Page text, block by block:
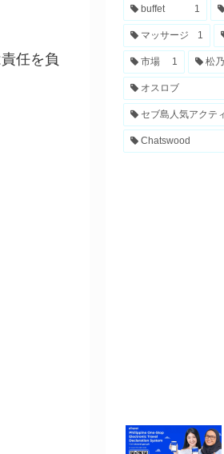
任を負
buffet 1
マッサージ 1
市場 1 松
オスロブ
セブ島人気アクテ
Chatswood